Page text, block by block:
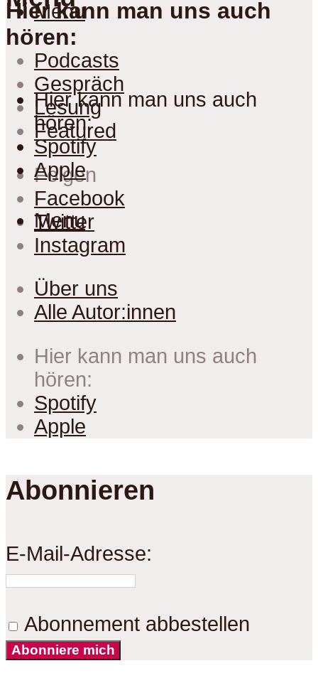
Menu
Hier kann man uns auch
hören:
Hier kann man uns auch
hören:
Spotify
Apple
Menu
Podcasts
Gespräch
Lesung
Featured
Folgen
Facebook
Twitter
Instagram
Über uns
Alle Autor:innen
Hier kann man uns auch
hören:
Spotify
Apple
Abonnieren
E-Mail-Adresse:
Abonnement abbestellen
Abonniere mich